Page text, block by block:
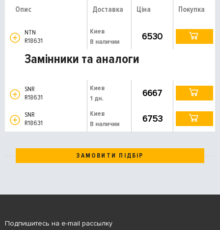
Опис Доставка Ціна Покупка
NTN
R18631
Киев
В наличии
6530
Замінники та аналоги
SNR
R18631
Киев
1 дн.
6667
SNR
R18631
Киев
В наличии
6753
ЗАМОВИТИ ПІДБІР
Подпишитесь на e-mail рассылку